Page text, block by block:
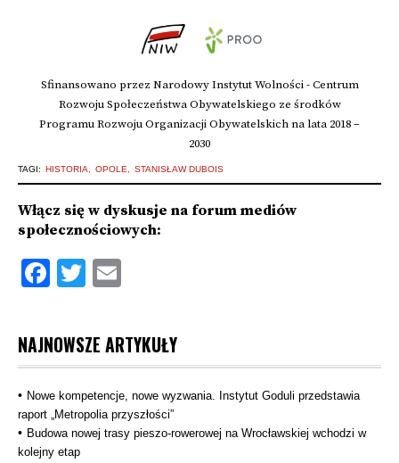
Sfinansowano przez Narodowy Instytut Wolności - Centrum
Rozwoju Społeczeństwa Obywatelskiego ze środków
Programu Rozwoju Organizacji Obywatelskich na lata 2018 –
2030
TAGI: HISTORIA OPOLE STANISŁAW DUBOIS
Włącz się w dyskusje na forum mediów
społecznościowych:
Facebook
Twitter
NAJNOWSZE ARTYKUŁY
Nowe kompetencje, nowe wyzwania. Instytut Goduli przedstawia
raport „Metropolia przyszłości”
Budowa nowej trasy pieszo‑rowerowej na Wrocławskiej wchodzi w
kolejny etap